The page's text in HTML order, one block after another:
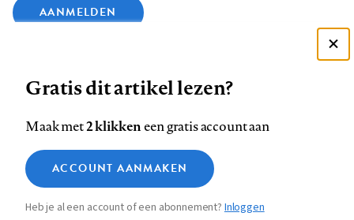
AANMELDEN
op
Facebook
op
LinkedIn
op
Bluesky
ons
op
InstagramYouTube
Footer
Contact Colofon Disclaimer Privacy
Medische vragen verdienen
betrouwbare antwoorden
Zie onze cookie policy
Analytische cookies
Marketing cookies
Gratis dit artikel lezen?
Maak met2 klikkeneen gratis account aan
ACCOUNT AANMAKEN
Heb je al een account of een abonnement?Inloggen